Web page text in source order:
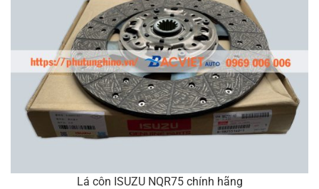
Lá côn ISUZU NQR75 chính hãng